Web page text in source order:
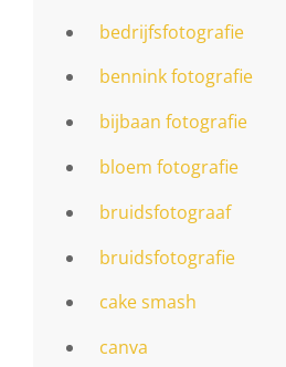
bedrijfsfotografie
bennink fotografie
bijbaan fotografie
bloem fotografie
bruidsfotograaf
bruidsfotografie
cake smash
canva